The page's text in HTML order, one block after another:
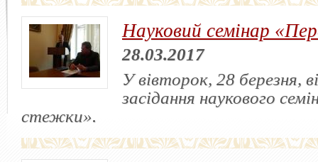
Науковий семінар
28.03.2017
У вівторок, 28 березня,
засідання наукового
стежки».